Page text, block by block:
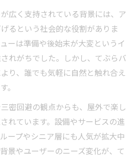
広く支持されている背景には、ア
るという社会的な役割がありま
ーは準備や後始末が大変というイ
れがちでした。しかし、てぶらバ
り、誰でも気軽に自然と触れ合え
。
密回避の観点からも、屋外で楽し
れています。設備やサービスの進
ープやシニア層にも人気が拡大中
景やユーザーのニーズ変化が、て